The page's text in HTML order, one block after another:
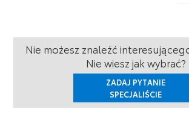
Nie możesz znaleźć
Nie wiesz jak wybrać?
ZADAJ PYTANIE
SPECJALIŚCIE